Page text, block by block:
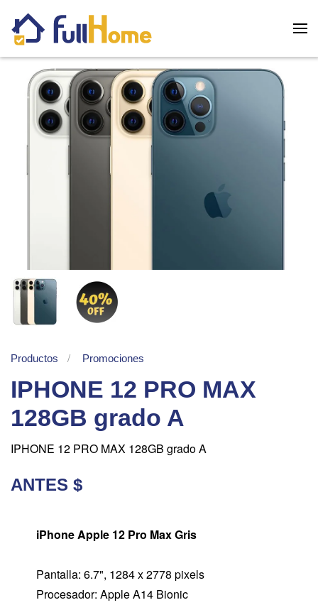
Skip to main content
Productos Promociones
IPHONE 12 PRO MAX
128GB grado A
IPHONE 12 PRO MAX 128GB grado A
ANTES $
iPhone Apple 12 Pro Max Gris
Pantalla: 6.7", 1284 x 2778 pixels
Procesador: Apple A14 Bionic